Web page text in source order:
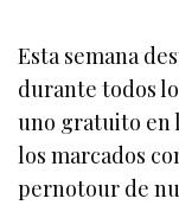
Esta semana
durante todos
uno gratuito en
los marcados
pernotour de